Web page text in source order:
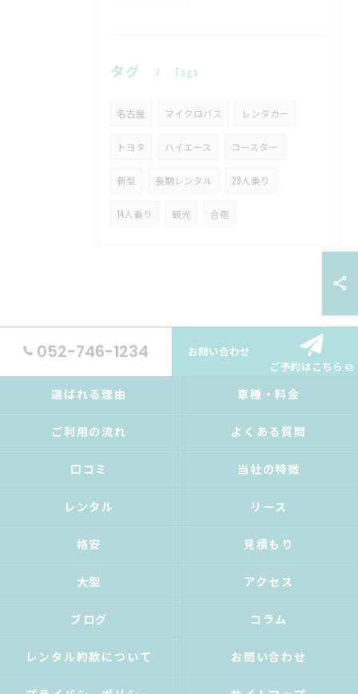
タグ Tags
名古屋 マイクロバス レンタカー
トヨタ ハイエース コースター
新型 長期レンタル 28人乗り
14人乗り 観光 合宿
052-746-1234
お問い合わせ
ご予約はこちら
選ばれる理由 車種・料金
ご利用の流れ よくある質問
口コミ 当社の特徴
レンタル リース
格安 見積もり
大型 アクセス
ブログ コラム
レンタル約款について お問い合わせ